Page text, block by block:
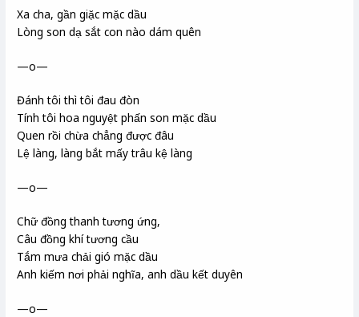
Xa cha, gần giặc mặc dầu
Lòng son dạ sắt con nào dám quên
—o—
Đánh tôi thì tôi đau đòn
Tính tôi hoa nguyệt phấn son mặc dầu
Quen rồi chừa chẳng được đâu
Lệ làng, làng bắt mấy trâu kệ làng
—o—
Chữ đồng thanh tương ứng,
Câu đồng khí tương cầu
Tắm mưa chải gió mặc dầu
Anh kiếm nơi phải nghĩa, anh dầu kết duyên
—o—